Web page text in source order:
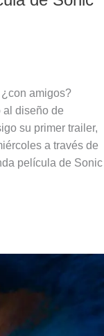
amigos?
al diseño de
su primer trailer,
a través de
película de Sonic